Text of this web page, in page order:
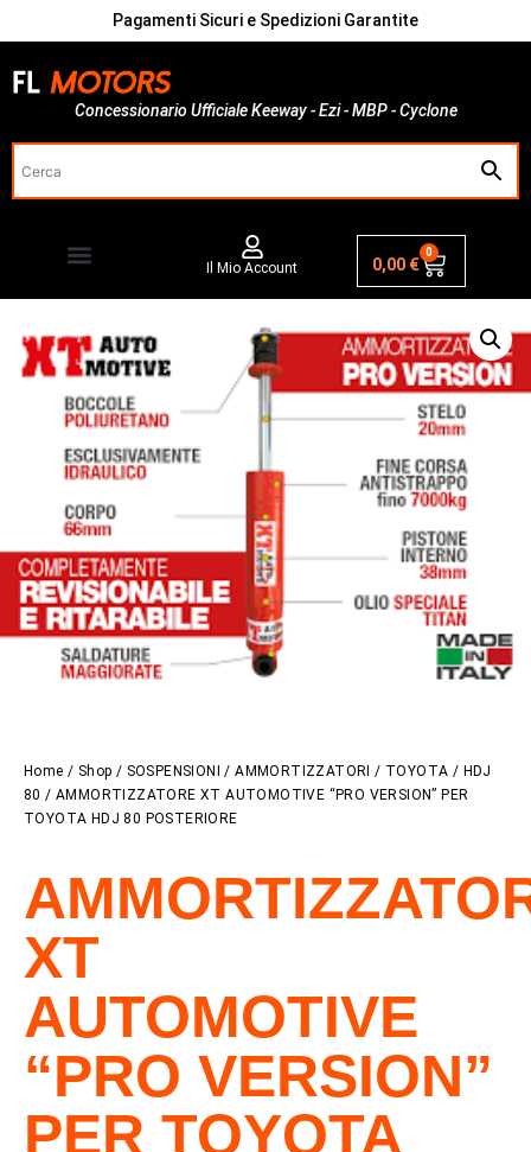
Pagamenti Sicuri e Spedizioni Garantite
Concessionario Ufficiale Keeway - Ezi - MBP - Cyclone
Il Mio Account 0,00 €
0
Home / Shop / SOSPENSIONI /AMMORTIZZATORI / TOYOTA / HDJ
80 / AMMORTIZZATORE XT AUTOMOTIVE “PRO VERSION” PER
TOYOTA HDJ 80 POSTERIORE
XT
AUTOMOTIVE
“PRO VERSION”
PER TOYOTA